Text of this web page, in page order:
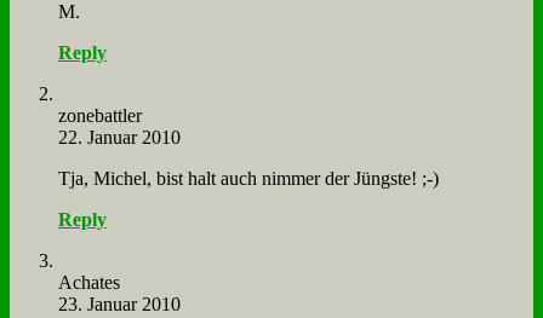
M.
Reply
zone­batt­ler
22. Januar 2010
Tja, Mi­chel, bist halt auch nim­mer der Jüng­ste! ;-)
Reply
Acha­tes
23. Januar 2010